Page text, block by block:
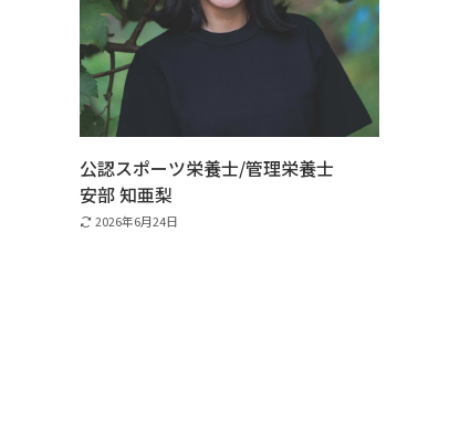
公認スポーツ栄養士/管理栄養士
安部 知亜梨
2026年6月24日